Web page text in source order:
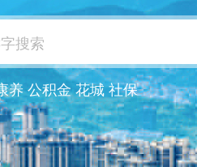
养 公积金 花城 社保